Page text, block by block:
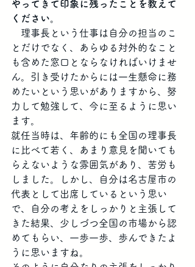
やってきて印象に残ったことを教えて
ください。
理事長という仕事は自分の担当のこ
とだけでなく、あらゆる対外的なこと
も含めた窓口とならなければいけませ
ん。引き受けたからには一生懸命に務
めたいという思いがありますから、努
力して勉強して、今に至るように思い
ます。
就任当時は、年齢的にも全国の理事長
に比べて若く、あまり意見を聞いても
らえないような雰囲気があり、苦労も
しました。しかし、自分は名古屋市の
代表として出席しているという思い
で、自分の考えをしっかりと主張して
きた結果、少しづつ全国の市場から認
めてもらい、一歩一歩、歩んできたよ
うに思いますね。